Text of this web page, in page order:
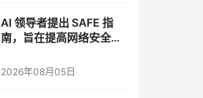
AI 领导者提出 SAFE 指
南，旨在提高网络安全透
2026年08月05日